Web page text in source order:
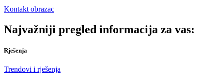
Kontakt obrazac
Najvažniji pregled informacija za vas:
Rješenja
Trendovi i rješenja